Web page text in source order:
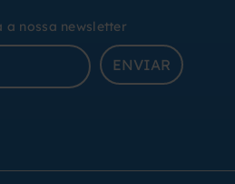
a nossa newsletter
ENVIAR